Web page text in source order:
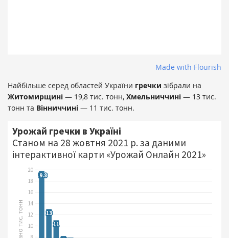
Made with Flourish
Найбільше серед областей України гречки зібрали на
Житомирщині — 19,8 тис. тонн, Хмельниччині — 13 тис.
тонн та Вінниччині — 11 тис. тонн.